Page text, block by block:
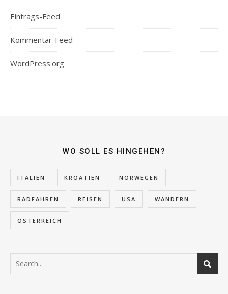
Eintrags-Feed
Kommentar-Feed
WordPress.org
WO SOLL ES HINGEHEN?
ITALIEN KROATIEN NORWEGEN
RADFAHREN REISEN USA WANDERN
ÖSTERREICH